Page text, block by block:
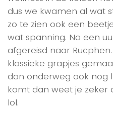
dus we kwamen al wat
zo te zien ook een
wat spanning. Na een
afgereisd naar
klassieke grapjes
dan onderweg ook nog
komt dan weet je zeker
lol.